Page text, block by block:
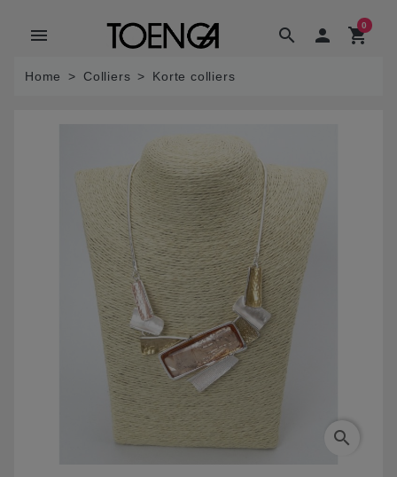
search
menu  shopping_cart
0
Home Colliers Korte colliers
search